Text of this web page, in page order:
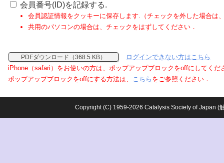
会員番号(ID)を記録する.
会員認証情報をクッキーに保存します.（チェックを外した場合は
共用のパソコンの場合は、チェックをはずしてください．
PDFダウンロード（368.5 KB）
ログインできない方はこちら
iPhone（safari）をお使いの方は、ポップアップブロックをoffにしてくだ
ポップアップブロックをoffにする方法は、 こちら をご参照ください．
Copyright (C) 1959-2026 Catalysis Society of Japan (